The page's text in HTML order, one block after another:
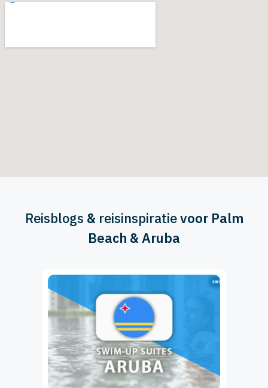
Reisblogs & reisinspiratievoor Palm
Beach & Aruba